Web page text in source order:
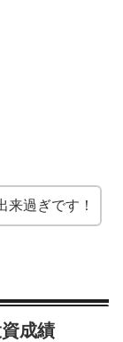
来過ぎです！
成績